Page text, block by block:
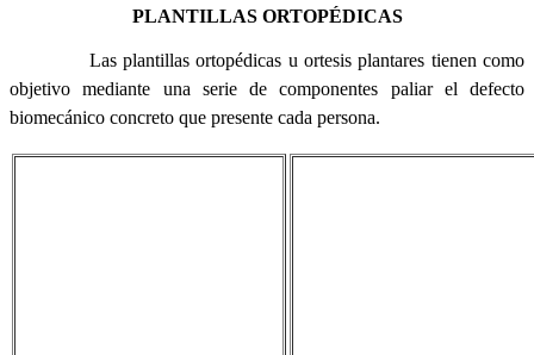
PLANTILLAS ORTOPÉDICAS
Las plantillas ortopédicas u ortesis plantares tienen como
objetivo mediante una serie de componentes paliar el defecto
biomecánico concreto que presente cada persona.